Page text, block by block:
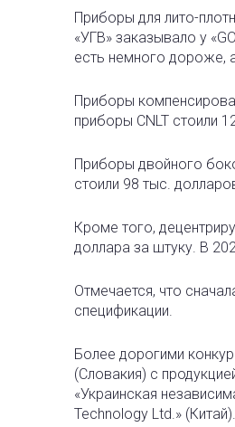
Приборы для лито-
«УГВ» заказывало у
есть немного дороже,
Приборы
приборы CNLT стоили
Приборы двойного
стоили 98 тыс.
Кроме того,
доллара за штуку. В
Отмечается, что
спецификации.
Более дорогими
(Словакия) с
«Украинская
Technology Ltd.» (Китай).